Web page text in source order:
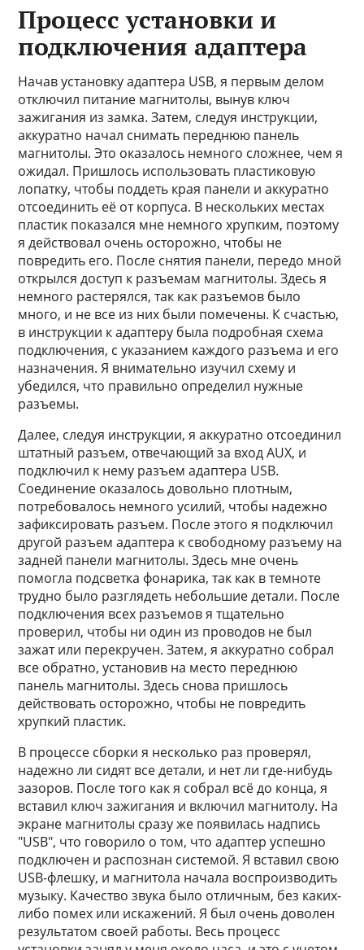
Процесс установки и
подключения адаптера
Начав установку адаптера USB, я первым делом
отключил питание магнитолы, вынув ключ
зажигания из замка. Затем, следуя инструкции,
аккуратно начал снимать переднюю панель
магнитолы. Это оказалось немного сложнее, чем я
ожидал. Пришлось использовать пластиковую
лопатку, чтобы поддеть края панели и аккуратно
отсоединить её от корпуса. В нескольких местах
пластик показался мне немного хрупким, поэтому
я действовал очень осторожно, чтобы не
повредить его. После снятия панели, передо мной
открылся доступ к разъемам магнитолы. Здесь я
немного растерялся, так как разъемов было
много, и не все из них были помечены. К счастью,
в инструкции к адаптеру была подробная схема
подключения, с указанием каждого разъема и его
назначения. Я внимательно изучил схему и
убедился, что правильно определил нужные
разъемы.
Далее, следуя инструкции, я аккуратно отсоединил
штатный разъем, отвечающий за вход AUX, и
подключил к нему разъем адаптера USB.
Соединение оказалось довольно плотным,
потребовалось немного усилий, чтобы надежно
зафиксировать разъем. После этого я подключил
другой разъем адаптера к свободному разъему на
задней панели магнитолы. Здесь мне очень
помогла подсветка фонарика, так как в темноте
трудно было разглядеть небольшие детали. После
подключения всех разъемов я тщательно
проверил, чтобы ни один из проводов не был
зажат или перекручен. Затем, я аккуратно собрал
все обратно, установив на место переднюю
панель магнитолы. Здесь снова пришлось
действовать осторожно, чтобы не повредить
хрупкий пластик.
В процессе сборки я несколько раз проверял,
надежно ли сидят все детали, и нет ли где-нибудь
зазоров. После того как я собрал всё до конца, я
вставил ключ зажигания и включил магнитолу. На
экране магнитолы сразу же появилась надпись
"USB", что говорило о том, что адаптер успешно
подключен и распознан системой. Я вставил свою
USB-флешку, и магнитола начала воспроизводить
музыку. Качество звука было отличным, без каких-
либо помех или искажений. Я был очень доволен
результатом своей работы. Весь процесс